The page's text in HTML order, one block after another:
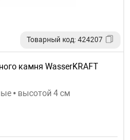
Товарный код: 424207
камня WasserKRAFT
• высотой 4 см